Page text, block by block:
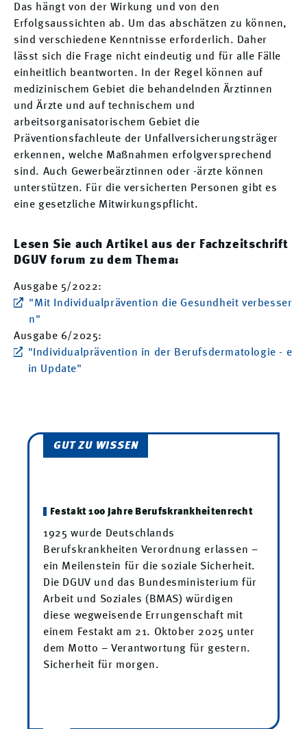
Das hängt von der Wirkung und von den
Erfolgsaussichten ab. Um das abschätzen zu können,
sind verschiedene Kenntnisse erforderlich. Daher
lässt sich die Frage nicht eindeutig und für alle Fälle
einheitlich beantworten. In der Regel können auf
medizinischem Gebiet die behandelnden Ärztinnen
und Ärzte und auf technischem und
arbeitsorganisatorischem Gebiet die
Präventionsfachleute der Unfallversicherungsträger
erkennen, welche Maßnahmen erfolgversprechend
sind. Auch Gewerbeärztinnen oder -ärzte können
unterstützen. Für die versicherten Personen gibt es
eine gesetzliche Mitwirkungspflicht.
Lesen Sie auch Artikel aus der Fachzeitschrift
DGUV forum zu dem Thema:
Ausgabe 5/2022:
"Mit Individualprävention die Gesundheit verbesser
n"
Ausgabe 6/2025:
"Individualprävention in der Berufsdermatologie - e
in Update"
GUT ZU WISSEN
Festakt 100 Jahre Berufskrankheitenrecht
1925 wurde Deutschlands
Berufskrankheiten­ Verordnung erlassen –
ein Meilenstein für die soziale Sicherheit.
Die DGUV und das Bundesministerium für
Arbeit und Soziales (BMAS) würdigen
diese wegweisende Errungenschaft mit
einem Festakt am 21. Oktober 2025 unter
dem Motto – Verantwortung für gestern.
Sicherheit für morgen.